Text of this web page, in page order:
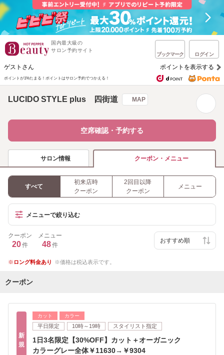
国内最大級の
サロン予約サイト
ブックマーク ログイン
ゲストさん ポイントを表示する
ポイントが1%たまる！ ポイントはサロン予約でつかえる！
LUCIDO STYLE plus 四街道 MAP
空席確認・予約する
サロン情報 クーポン・メニュー
すべて
初来店時
クーポン
2回目以降
クーポン
メニュー
メニューで絞り込む
クーポン
20件
メニュー
48件
ロング料金あり 価格は税込表示です。
クーポン
新
規
カット カラー
平日限定 10時～19時 スタイリスト指定
1日3名限定【30%OFF】カット＋オーガニック
カラーグレー全体￥11630→￥9304